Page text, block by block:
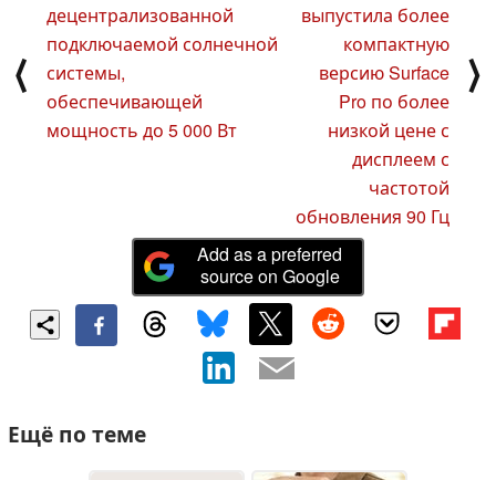
⟨
децентрализованной
подключаемой солнечной
системы,
обеспечивающей
мощность до 5 000 Вт
выпустила более
компактную
версию Surface
Pro по более
низкой цене с
дисплеем с
частотой
обновления 90 Гц
⟩
Add as a preferred
source on Google
Ещё по теме